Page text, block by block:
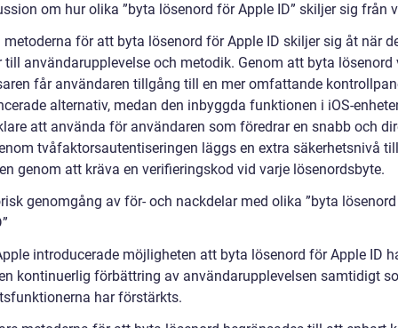
om hur olika ”byta lösenord för Apple ID” skiljer sig från
metoderna för att byta lösenord för Apple ID skiljer sig åt när
till användarupplevelse och metodik. Genom att byta lösenord
får användaren tillgång till en mer omfattande
alternativ, medan den inbyggda funktionen i iOS-
att använda för användaren som föredrar en snabb och
tvåfaktorsautentiseringen läggs en extra säkerhetsnivå till
genom att kräva en verifieringskod vid varje lösenordsbyte.
genomgång av för- och nackdelar med olika ”byta
introducerade möjligheten att byta lösenord för Apple ID
kontinuerlig förbättring av användarupplevelsen samtidigt
har förstärkts.